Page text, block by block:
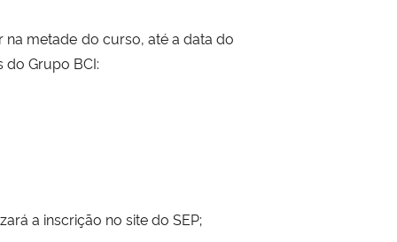
metade do curso, até a data do
Grupo BCI:
a inscrição no site do SEP;